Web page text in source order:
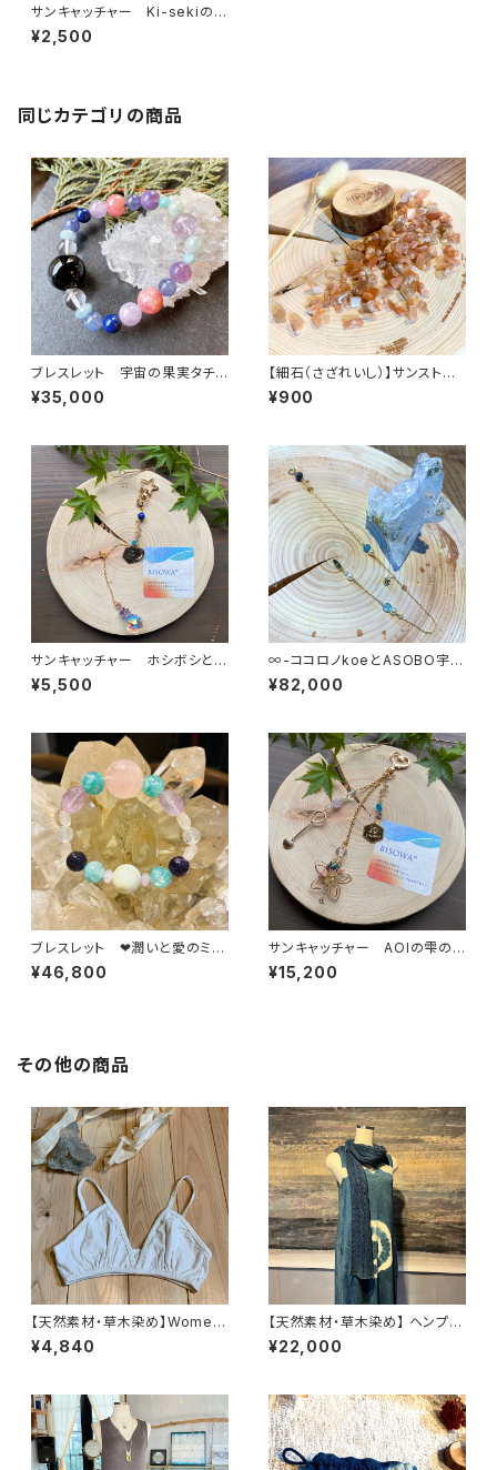
サンキャッチャー Ki-sekiの光
タチ BISOWAオリジナルチャ
ーム付き(オーラ加工)
¥2,500
同じカテゴリの商品
ブレスレット 宇宙の果実タチと
アソボウ
¥35,000
【細石（さざれいし）】サンストー
ン 100g
¥900
サンキャッチャー ホシボシとア
ソブ唄
¥5,500
∞-ココロノkoeとASOBO宇-
∞
¥82,000
ブレスレット ❤潤いと愛のミチ
タ世界の中で❤
¥46,800
サンキャッチャー AOIの雫の
恵みをあなたへ
¥15,200
その他の商品
【天然素材・草木染め】Womem
ブラ バンブー
¥4,840
【天然素材・草木染め】 ヘンプオ
ーガニックコットンリネンストー
ル
¥22,000